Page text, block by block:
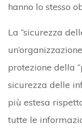
hanno lo stesso
La “sicurezza
protezione della
sicurezza delle
più estesa
tutte le